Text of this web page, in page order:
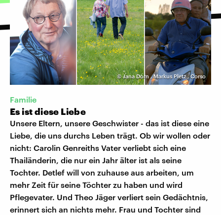
©Jana Dorn ,Markus Pletz,Corso
Familie
Es ist diese Liebe
Unsere Eltern, unsere Geschwister - das ist diese eine
Liebe, die uns durchs Leben trägt. Ob wir wollen oder
nicht: Carolin Genreiths Vater verliebt sich eine
Thailänderin, die nur ein Jahr älter ist als seine
Tochter. Detlef will von zuhause aus arbeiten, um
mehr Zeit für seine Töchter zu haben und wird
Pflegevater. Und Theo Jäger verliert sein Gedächtnis,
erinnert sich an nichts mehr. Frau und Tochter sind